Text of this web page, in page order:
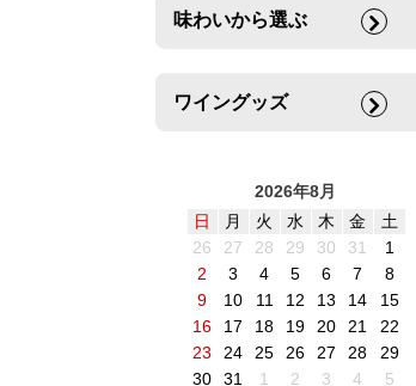
味わいから選ぶ
ワイングッズ
2026年8月
日
月 火 水 木 金
土
26
27 28 29 30 31
1
2
3 4 5 6 7
8
9
10 11 12 13 14
15
16
17 18 19 20 21
22
23
24 25 26 27 28
29
30
31 1 2 3 4
5